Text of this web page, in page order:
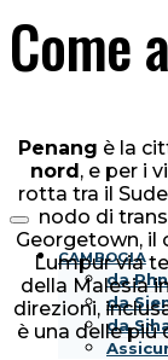
CAMBOGIA
da
da
da
Come
Penang è la
nord, e per i
rotta tra il
nodo di
Georgetown, il
Lumpur via
della Malesia
direzioni,
è una delle più